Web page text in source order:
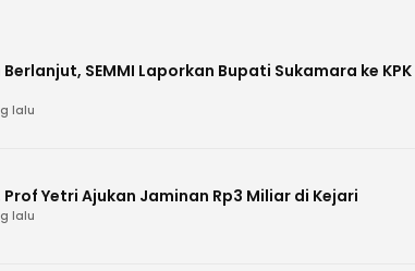
SEMMI Laporkan Bupati Sukamara ke KPK
lalu
Yetri Ajukan Jaminan Rp3 Miliar di Kejari
lalu